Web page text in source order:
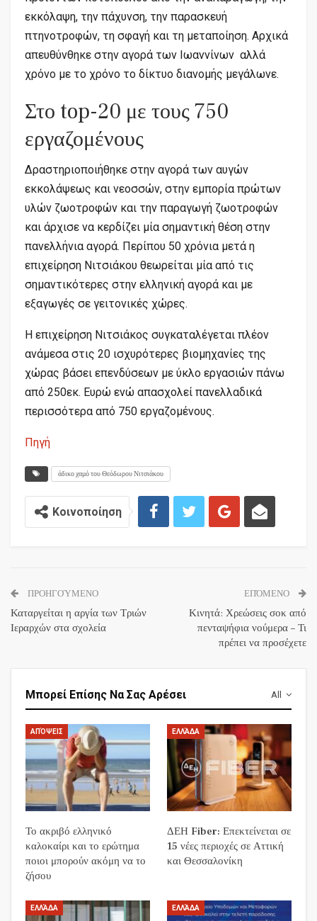
εκκόλαψη, την πάχυνση, την παρασκευή
πτηνοτροφών, τη σφαγή και τη μεταποίηση. Αρχικά
απευθύνθηκε στην αγορά των Ιωαννίνων αλλά
χρόνο με το χρόνο το δίκτυο διανομής μεγάλωνε.
Στο top-20 με τους 750
εργαζομένους
Δραστηριοποιήθηκε στην αγορά των αυγών
εκκολάψεως και νεοσσών, στην εμπορία πρώτων
υλών ζωοτροφών και την παραγωγή ζωοτροφών
και άρχισε να κερδίζει μία σημαντική θέση στην
πανελλήνια αγορά. Περίπου 50 χρόνια μετά η
επιχείρηση Νιτσιάκου θεωρείται μία από τις
σημαντικότερες στην ελληνική αγορά και με
εξαγωγές σε γειτονικές χώρες.
Η επιχείρηση Νιτσιάκος συγκαταλέγεται πλέον
ανάµεσα στις 20 ισχυρότερες βιοµηχανίες της
χώρας βάσει επενδύσεων με ύκλο εργασιών πάνω
από 250εκ. Ευρώ ενώ απασχολεί πανελλαδικά
περισσότερα από 750 εργαζομένους.
Πηγή
άδικο χαμό του Θεόδωρου Νιτσιάκου
Κοινοποίηση
ΠΡΟΗΓΟΎΜΕΝΟ
Καταργείται η αργία των Τριών
Ιεραρχών στα σχολεία
ΕΠΌΜΕΝΟ
Κινητά: Χρεώσεις σοκ από
πενταψήφια νούμερα – Τι
πρέπει να προσέχετε
All
Μπορεί Επίσης Να Σας Αρέσει
ΑΠΌΨΕΙΣ
Το ακριβό ελληνικό
καλοκαίρι και το ερώτημα
ποιοι μπορούν ακόμη να το
ζήσου
ΕΛΛΆΔΑ
ΔΕΗ Fiber: Επεκτείνεται σε
15 νέες περιοχές σε Αττική
και Θεσσαλονίκη
ΕΛΛΆΔΑ ΕΛΛΆΔΑ